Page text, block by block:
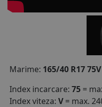
Marime: 165/40 R17 75V
Index incarcare: 75 =
Index viteza: V= max.